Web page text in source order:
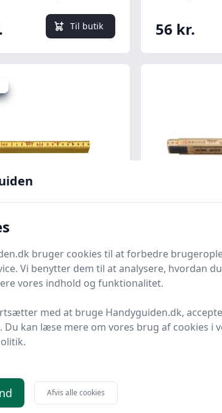
Til butik 56 kr.
Quick look
tommestok 2m
glasfiber
Bedst af 2 priser
meter, 12
WATTOO.DK
87,50 kr.
bruger cookies til at forbedre
Vi benytter dem til at analysere, hvordan
vores indhold og funktionalitet.
med at bruge Handyguiden.dk,
Du kan læse mere om vores brug af cookies i
Afvis alle cookies